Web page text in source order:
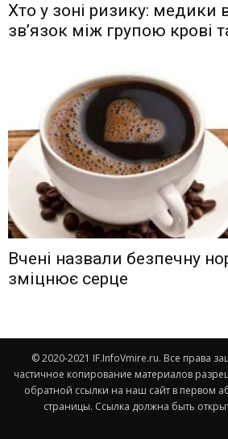
Хто у зоні ризику: медики
зв’язок між групою крові
Вчені назвали безпечну
зміцнює серце
© 2020-2021 IF.InfoVmire.ru. Все права
частичное копирование материалов
обратной ссылки на наш сайт в первом
страницы. Ссылка должна быть